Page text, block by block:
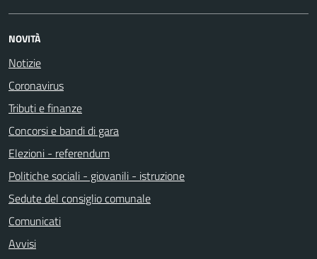
NOVITÀ
Notizie
Coronavirus
Tributi e finanze
Concorsi e bandi di gara
Elezioni - referendum
Politiche sociali - giovanili - istruzione
Sedute del consiglio comunale
Comunicati
Avvisi